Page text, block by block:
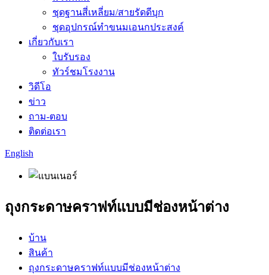
ชุดฐานสี่เหลี่ยม/สายรัดดีบุก
ชุดอุปกรณ์ทำขนมเอนกประสงค์
เกี่ยวกับเรา
ใบรับรอง
ทัวร์ชมโรงงาน
วิดีโอ
ข่าว
ถาม-ตอบ
ติดต่อเรา
English
ถุงกระดาษคราฟท์แบบมีช่องหน้าต่าง
บ้าน
สินค้า
ถุงกระดาษคราฟท์แบบมีช่องหน้าต่าง